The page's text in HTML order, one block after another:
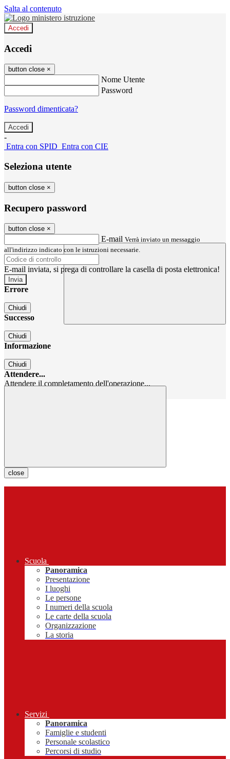
Salta al contenuto
Accedi
Accedi
button close ×
Nome Utente
Password
Password dimenticata?
-
Entra con SPID Entra con CIE
Seleziona utente
button close ×
Recupero password
button close ×
E-mail Verrà inviato un messaggio
all'indirizzo indicato con le istruzioni necessarie.
E-mail inviata, si prega di controllare la casella di posta elettronica!
Errore
Chiudi
Successo
Chiudi
Informazione
Chiudi
Attendere...
Attendere il completamento dell'operazione...
close
Scuola
Panoramica
Presentazione
I luoghi
Le persone
I numeri della scuola
Le carte della scuola
Organizzazione
La storia
Servizi
Panoramica
Famiglie e studenti
Personale scolastico
Percorsi di studio